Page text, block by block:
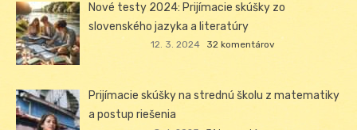
Nové testy 2024: Prijímacie skúšky zo
slovenského jazyka a literatúry
12. 3. 2024 32 komentárov
Prijímacie skúšky na strednú školu z matematiky
a postup riešenia